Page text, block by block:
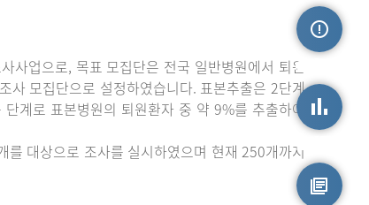
사업으로, 목표 모집단은 전국 일반병원에서 퇴원
사 모집단으로 설정하였습니다. 표본추출은 2단계
계로 표본병원의 퇴원환자 중 약 9%를 추출하여
대상으로 조사를 실시하였으며 현재 250개까지
손상정보
손상통계